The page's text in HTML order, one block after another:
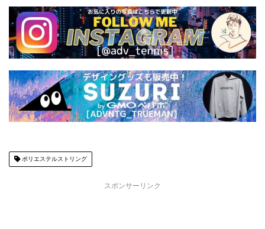
ポリエステルストリング
スポンサーリンク